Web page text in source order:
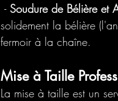
- Soudure de Bélière et
solidement la bélière
fermoir à la chaîne.
Mise à Taille
La mise à taille est un